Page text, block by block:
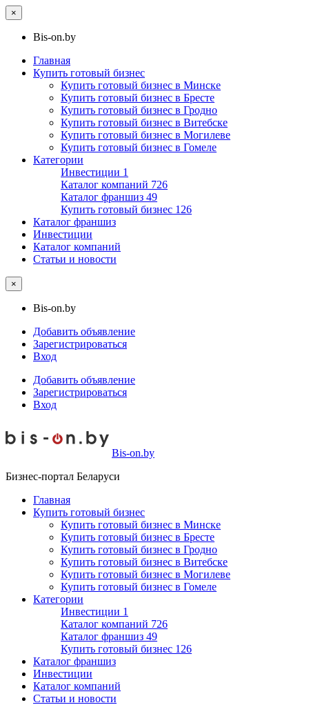
×
Bis-on.by
Главная
Купить готовый бизнес
Купить готовый бизнес в Минске
Купить готовый бизнес в Бресте
Купить готовый бизнес в Гродно
Купить готовый бизнес в Витебске
Купить готовый бизнес в Могилеве
Купить готовый бизнес в Гомеле
Категории
Инвестиции 1
Каталог компаний 726
Каталог франшиз 49
Купить готовый бизнес 126
Каталог франшиз
Инвестиции
Каталог компаний
Статьи и новости
×
Bis-on.by
Добавить объявление
Зарегистрироваться
Вход
Добавить объявление
Зарегистрироваться
Вход
Bis-on.by
Бизнес-портал Беларуси
Главная
Купить готовый бизнес
Купить готовый бизнес в Минске
Купить готовый бизнес в Бресте
Купить готовый бизнес в Гродно
Купить готовый бизнес в Витебске
Купить готовый бизнес в Могилеве
Купить готовый бизнес в Гомеле
Категории
Инвестиции 1
Каталог компаний 726
Каталог франшиз 49
Купить готовый бизнес 126
Каталог франшиз
Инвестиции
Каталог компаний
Статьи и новости